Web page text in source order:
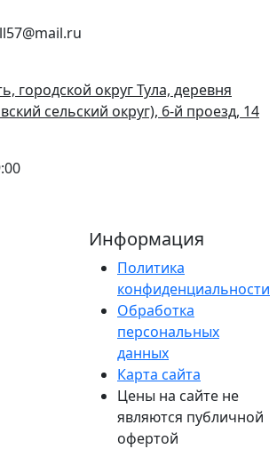
городской округ Тула, деревня
сельский округ), 6-й проезд, 14
Информация
Политика
конфиденциальности
Обработка
персональных
данных
Карта сайта
Цены на сайте не
являются публичной
офертой